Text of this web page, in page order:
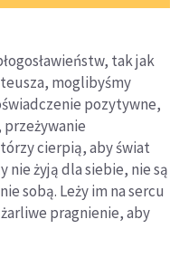
tak jak
moglibyśmy
pozytywne,
cierpią, aby świat
nie żyją dla siebie, nie są
sobą. Leży im na sercu
pragnienie, aby